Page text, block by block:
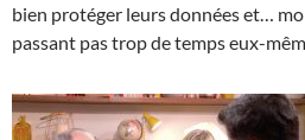
bien protéger leurs données et…
passant pas trop de temps eux-